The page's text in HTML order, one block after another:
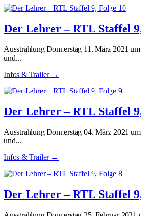
Der Lehrer – RTL Staffel
Ausstrahlung Donnerstag 11. März 2021
und...
Infos & Trailer →
Der Lehrer – RTL Staffel
Ausstrahlung Donnerstag 04. März 2021
und...
Infos & Trailer →
Der Lehrer – RTL Staffel